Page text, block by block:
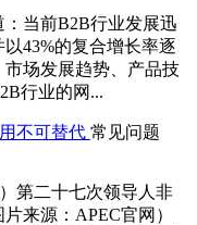
当前B2B行业发展迅
43%的复合增长率逐
场发展趋势、产品技
行业的网...
不可替代 常见问题
第二十七次领导人非
来源：APEC官网）